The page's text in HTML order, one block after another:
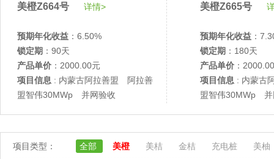
美橙Z664号 详情>
预期年化收益 ：6.50%
锁定期 ：90天
产品单价 ：2000.00元
项目信息 : 内蒙古阿拉善盟 阿拉善
盟智伟30MWp 并网验收
美橙Z665号
预期年化收益 ：
锁定期 ：180天
产品单价 ：
项目信息 : 内蒙古
盟智伟30MWp 并
项目类型： 全部 美橙 美桔 金桔 充电桩 美柚